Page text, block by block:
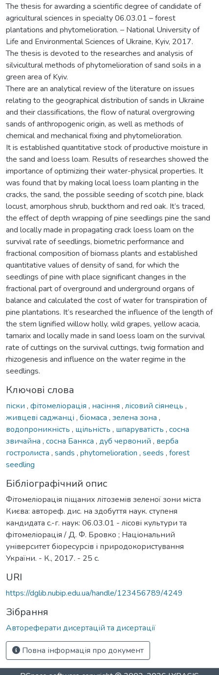
The thesis for awarding a scientific degree of candidate of
agricultural sciences in specialty 06.03.01 – forest
plantations and phytomelioration. – National University of
Life and Environmental Sciences of Ukraine, Kyiv, 2017.
The thesis is devoted to the researches and analysis of
silvicultural methods of phytomelioration of sand soils in a
green area of Kyiv.
There are an analytical review of the literature on issues
relating to the geographical distribution of sands in Ukraine
and their classifications, the flow of natural overgrowing
sands of anthropogenic origin, as well as methods of
chemical and mechanical fixing and phytomelioration.
It is established quantitative stock of productive moisture in
the sand and loess loam. Results of researches showed the
importance of optimizing their water-physical properties. It
was found that by making local loess loam planting in the
cracks, the sand, the possible seeding of scotch pine, black
locust, amorphous shrub, buckthorn and red oak. It’s traced,
the effect of depth wrapping of pine seedlings pine the sand
and locally made in propagating crack loess loam on the
survival rate of seedlings, biometric performance and
fractional composition of biomass plants and established
quantitative values of density of sand, for which the
seedlings of pine with place significant changes in the
fractional part of overground and underground organs of
balance and calculated the cost of water for transpiration of
pine plantations. It’s researched the influence of the length of
the stem lignified willow holly, wild grapes, yellow acacia,
tamarix and locally made in sand loess loam on the survival
rate of cuttings on the survival cuttings, twig formation and
rhizogenesis and influence on the water regime in the
seedlings.
Ключові слова
піски , фітомеліорація , насіння , лісовий сіянець ,
живцеві саджанці , біомаса , зелена зона ,
водопроникність , щільність , шпаруватість , сосна
звичайна , сосна Банкса , дуб червоний , верба
гостролиста , sands , phytomelioration , seeds , forest
seedling
Бібліографічний опис
Фітомеліорація піщаних літоземів зеленої зони міста
Києва: автореф. дис. на здобуття наук. ступеня
кандидата с.-г. наук: 06.03.01 - лісові культури та
фітомеліорація / Д. Ф. Бровко ; Національний
університет біоресурсів і природокористування
України. - К., 2017. - 25 с.
URI
https://dglib.nubip.edu.ua/handle/123456789/4249
Зібрання
Автореферати дисертацій та дисертації
Повна інформація про документ